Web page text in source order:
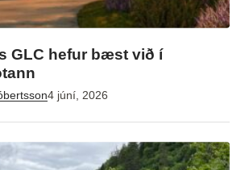
GLC hefur bæst við í
4 júní, 2026